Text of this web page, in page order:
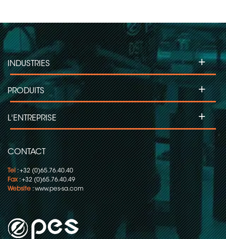
CONTACT
Tel: +32 (0)65.76.40.40
Fax: +32 (0)65.76.40.49
Website:www.pes-sa.com
INDUSTRIES +
PRODUITS +
L'ENTREPRISE +